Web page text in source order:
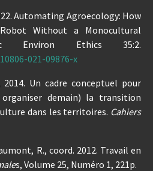
Automating Agroecology: How
Without a Monocultural
Environ Ethics 35:2.
021-09876-x
2014. Un cadre conceptuel pour
demain) la transition
dans les territoires. Cahiers
R., coord. 2012. Travail en
s, Volume 25, Numéro 1, 221p.